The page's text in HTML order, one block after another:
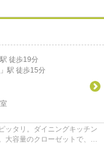
駅 徒歩19分
」駅 徒歩15分
ッタリ。ダイニングキッチン
大容量のクローゼットで、玄